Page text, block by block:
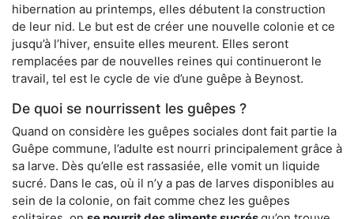
hibernation au printemps, elles débutent la construction
de leur nid. Le but est de créer une nouvelle colonie et ce
jusqu’à l’hiver, ensuite elles meurent. Elles seront
remplacées par de nouvelles reines qui continueront le
travail, tel est le cycle de vie d’une guêpe à Beynost.
De quoi se nourrissent les guêpes ?
Quand on considère les guêpes sociales dont fait partie la
Guêpe commune, l’adulte est nourri principalement grâce à
sa larve. Dès qu’elle est rassasiée, elle vomit un liquide
sucré. Dans le cas, où il n’y a pas de larves disponibles au
sein de la colonie, on fait comme chez les guêpes